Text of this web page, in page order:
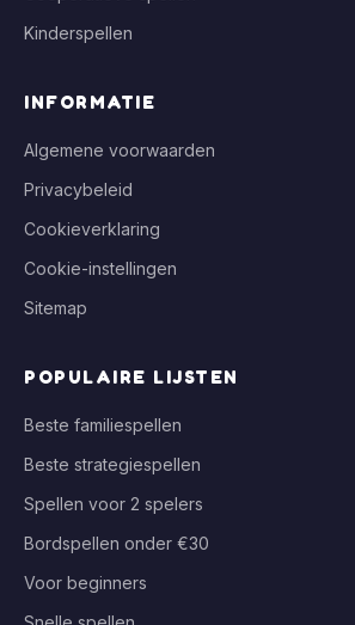
Kinderspellen
INFORMATIE
Algemene voorwaarden
Privacybeleid
Cookieverklaring
Cookie-instellingen
Sitemap
POPULAIRE LIJSTEN
Beste familiespellen
Beste strategiespellen
Spellen voor 2 spelers
Bordspellen onder €30
Voor beginners